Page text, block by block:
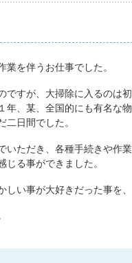
を伴うお仕事でした。
ですが、大掃除に入るのは
年、某、全国的にも有名な
日間でした。
いただき、各種手続きや作
る事ができました。
い事が大好きだった事を